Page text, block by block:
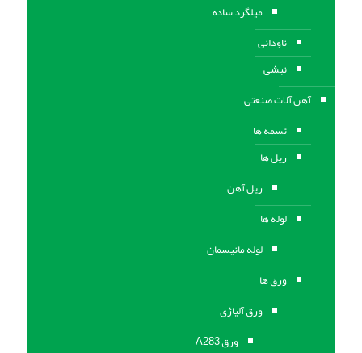
میلگرد ساده
ناودانی
نبشی
آهن آلات صنعتی
تسمه ها
ریل ها
ریل آهن
لوله ها
لوله مانیسمان
ورق ها
ورق آلیاژی
ورق A283